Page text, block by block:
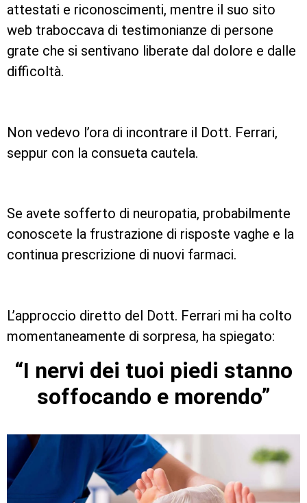
attestati e riconoscimenti, mentre il suo sito
web traboccava di testimonianze di persone
grate che si sentivano liberate dal dolore e dalle
difficoltà.
Non vedevo l’ora di incontrare il Dott. Ferrari,
seppur con la consueta cautela.
Se avete sofferto di neuropatia, probabilmente
conoscete la frustrazione di risposte vaghe e la
continua prescrizione di nuovi farmaci.
L’approccio diretto del Dott. Ferrari mi ha colto
momentaneamente di sorpresa, ha spiegato:
“I nervi dei tuoi piedi stanno
soffocando e morendo”